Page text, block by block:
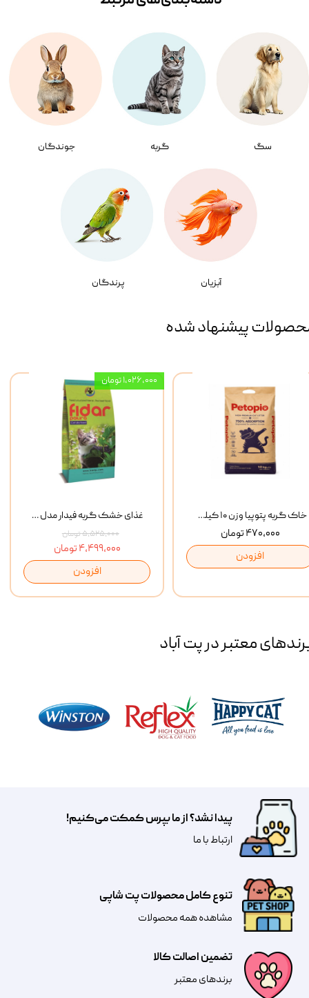
سگ گربه جوندگان
آبزیان پرندگان
پیشنهاد شده
غذای خشک گربه فیدار مدل Adult وزن 10 کیلوگرم
۵,۵۲۵,۰۰۰ تومان
۴,۴۹۹,۰۰۰ تومان
افزودن
۱,۰۲۶,۰۰۰ تومان
خاک گربه پتوپیا وزن ۱۰ کیلوگرم
۴۷۰,۰۰۰ تومان
افزودن
معتبر در پت آباد
تضمین اصالت کالا
​​برندهای معتبر​​​​​​​
تنوع کامل محصولات پت شاپی
مشاهده همه محصولات
پیدا نشد؟ از ما بپرس کمکت می‌کنیم!
​​​ارتباط با ما